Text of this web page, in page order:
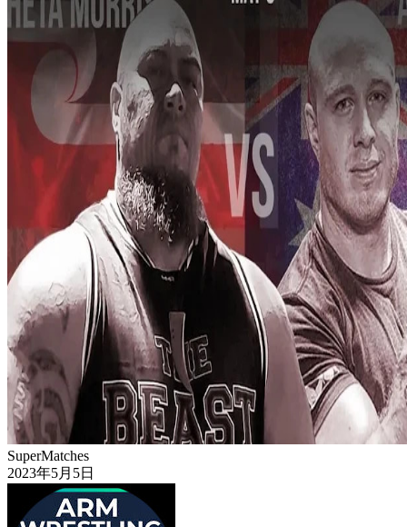
SuperMatches
2023年5月5日